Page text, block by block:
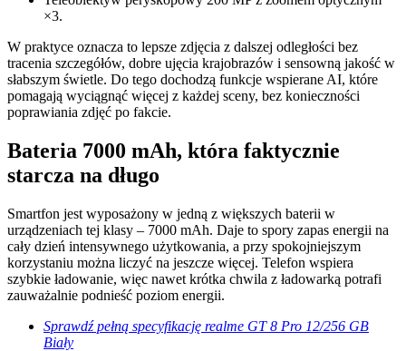
×3.
W praktyce oznacza to lepsze zdjęcia z dalszej odległości bez
tracenia szczegółów, dobre ujęcia krajobrazów i sensowną jakość w
słabszym świetle. Do tego dochodzą funkcje wspierane AI, które
pomagają wyciągnąć więcej z każdej sceny, bez konieczności
poprawiania zdjęć po fakcie.
Bateria 7000 mAh, która faktycznie
starcza na długo
Smartfon jest wyposażony w jedną z większych baterii w
urządzeniach tej klasy – 7000 mAh. Daje to spory zapas energii na
cały dzień intensywnego użytkowania, a przy spokojniejszym
korzystaniu można liczyć na jeszcze więcej. Telefon wspiera
szybkie ładowanie, więc nawet krótka chwila z ładowarką potrafi
zauważalnie podnieść poziom energii.
Sprawdź pełną specyfikację realme GT 8 Pro 12/256 GB
Biały